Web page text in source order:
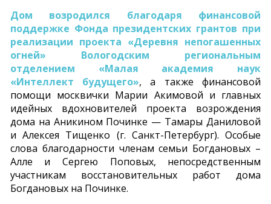
Дом возродился благодаря финансовой
поддержке Фонда президентских грантов при
реализации проекта «Деревня непогашенных
огней» Вологодским региональным
отделением «Малая академия наук
«Интеллект будущего», а также финансовой
помощи москвички Марии Акимовой и главных
идейных вдохновителей проекта возрождения
дома на Аникином Починке — Тамары Даниловой
и Алексея Тищенко (г. Санкт-Петербург). Особые
слова благодарности членам семьи Богдановых –
Алле и Сергею Поповых, непосредственным
участникам восстановительных работ дома
Богдановых на Починке.